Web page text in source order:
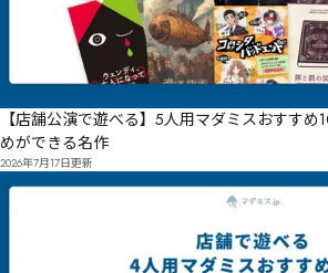
【店舗公演で遊べる】5人用マダミスおすす
めができる名作
2026年7月17日更新